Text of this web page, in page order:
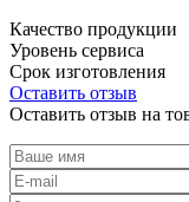
Качество продукции
Уровень сервиса
Срок изготовления
Оставить отзыв
Оставить отзыв на